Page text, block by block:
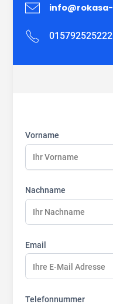
015792525222
name:
name:
name:
Vorname
Nachname
Email
Telefonnummer